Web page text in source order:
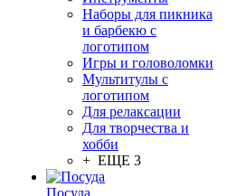
Наборы для пикника
и барбекю с
логотипом
Игры и головоломки
Мультитулы с
логотипом
Для релаксации
Для творчества и
хобби
+ ЕЩЕ 3
Посуда